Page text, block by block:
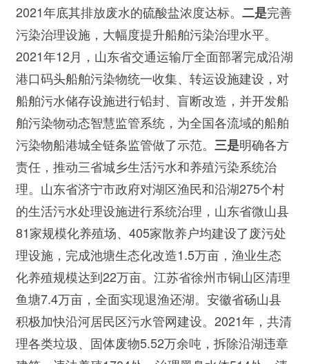
2021年底其排放废水的硫酸盐浓度达标。 二是完善
污染治理设施，大幅度提升船舶污染治理水平。
2021年12月，山东省交通运输厅全面部署完成沿湖
港口码头船舶污染物统一收集、转运设施建设，对
船舶污水储存设施进行铅封、盲断改造，并开发船
舶污染物动态智慧监管系统，为全国各流域的船舶
污染物船港城全链条监管做了示范。 三是明确各方
责任，推动三省城乡生活污水和养殖污染系统治
理。山东省济宁市政府对湖区渔民和沿湖275个村
的生活污水处理设施进行系统治理，山东省微山县
81家规模化养殖场、405家散养户均建设了废污处
理设施，完成池塘生态化改造1.5万亩，渔业生态
化养殖规模达到22万亩。江苏省徐州市铜山区清理
鱼塘7.4万亩，全面实现退渔还湖。安徽省砀山县
积极加快沿河居民区污水管网建设。2021年，共清
理各类垃圾、固体废物5.52万余吨，拆除沿湖违章